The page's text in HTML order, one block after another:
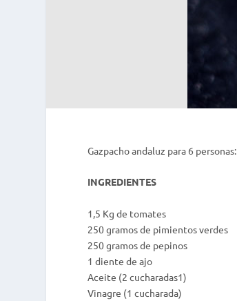
Gazpacho andaluz para 6 personas:
INGREDIENTES
1,5 Kg de tomates
250 gramos de pimientos verdes
250 gramos de pepinos
1 diente de ajo
Aceite (2 cucharadas1)
Vinagre (1 cucharada)